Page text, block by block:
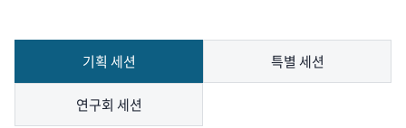
기획 세션 특별 세션
연구회 세션